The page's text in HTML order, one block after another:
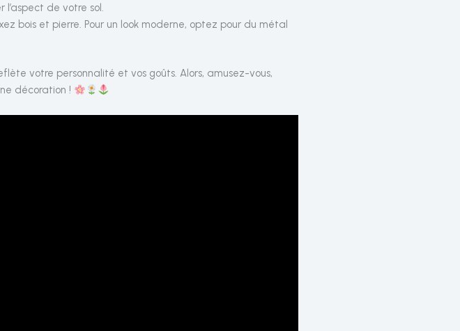
de votre sol.
bois et pierre. Pour un look moderne, optez pour du métal
votre personnalité et vos goûts. Alors, amusez-vous,
décoration !